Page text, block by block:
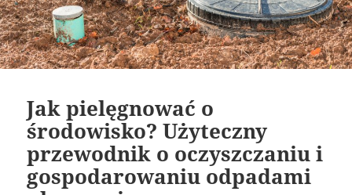
Jak pielęgnować o
środowisko? Użyteczny
przewodnik o oczyszczaniu i
gospodarowaniu odpadami